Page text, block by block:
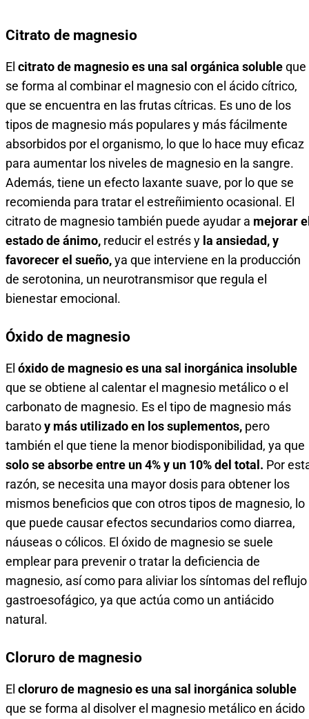
Citrato de magnesio
El citrato de magnesio es una sal orgánica solubleque
se forma al combinar el magnesio con el ácido cítrico,
que se encuentra en las frutas cítricas. Es uno de los
tipos de magnesio más populares y más fácilmente
absorbidos por el organismo, lo que lo hace muy eficaz
para aumentar los niveles de magnesio en la sangre.
Además, tiene un efecto laxante suave, por lo que se
recomienda para tratar el estreñimiento ocasional. El
citrato de magnesio también puede ayudar a mejorar
estado de ánimo, reducir el estrés y la ansiedad, y
favorecer el sueño,ya que interviene en la producción
de serotonina, un neurotransmisor que regula el
bienestar emocional.
Óxido de magnesio
El óxido de magnesio es una sal inorgánica insoluble
que se obtiene al calentar el magnesio metálico o el
carbonato de magnesio. Es el tipo de magnesio más
baratoy más utilizado en los suplementos, pero
también el que tiene la menor biodisponibilidad, ya que
solo se absorbe entre un 4% y un 10% del total. Por
razón, se necesita una mayor dosis para obtener los
mismos beneficios que con otros tipos de magnesio, lo
que puede causar efectos secundarios como diarrea,
náuseas o cólicos. El óxido de magnesio se suele
emplear para prevenir o tratar la deficiencia de
magnesio, así como para aliviar los síntomas del reflujo
gastroesofágico, ya que actúa como un antiácido
natural.
Cloruro de magnesio
El cloruro de magnesio es una sal inorgánica soluble
que se forma al disolver el magnesio metálico en ácido